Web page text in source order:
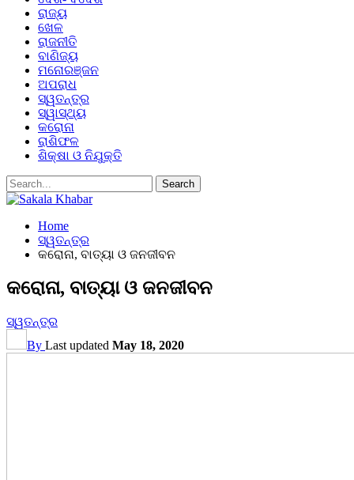
ରାଜ୍ୟ
ଖେଳ
ରାଜନୀତି
ବାଣିଜ୍ୟ
ମନୋରଞ୍ଜନ
ଅପରାଧ
ସ୍ୱତନ୍ତ୍ର
ସ୍ୱାସ୍ଥ୍ୟ
କରୋନା
ରାଶିଫଳ
ଶିକ୍ଷା ଓ ନିଯୁକ୍ତି
Home
ସ୍ୱତନ୍ତ୍ର
କରୋନା, ବାତ୍ୟା ଓ ଜନଜୀବନ
କରୋନା, ବାତ୍ୟା ଓ ଜନଜୀବନ
ସ୍ୱତନ୍ତ୍ର
By Last updated May 18, 2020